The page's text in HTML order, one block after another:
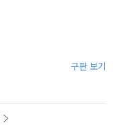
구판 보기